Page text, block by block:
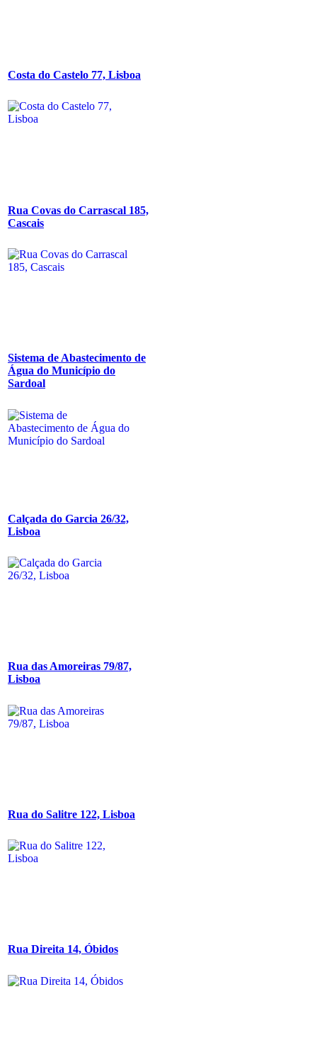
Costa do Castelo 77, Lisboa
Rua Covas do Carrascal 185,
Cascais
Sistema de Abastecimento de
Água do Município do
Sardoal
Calçada do Garcia 26/32,
Lisboa
Rua das Amoreiras 79/87,
Lisboa
Rua do Salitre 122, Lisboa
Rua Direita 14, Óbidos